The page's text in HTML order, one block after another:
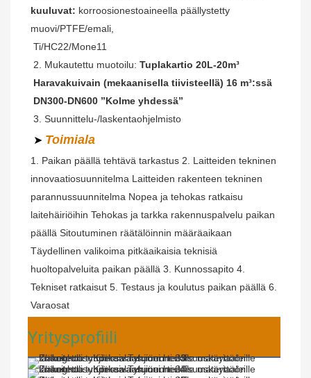
kuuluvat: korroosionestoaineella päällystetty
muovi/PTFE/emali,
Ti/HC22/Mone11
2. Mukautettu muotoilu: Tuplakartio 20L-20m³
Haravakuivain (mekaanisella tiivisteellä) 16 m³:ssä
DN300-DN600 ”Kolme yhdessä”
3. Suunnittelu-/laskentaohjelmisto
➤ Toimiala
1. Paikan päällä tehtävä tarkastus 2. Laitteiden tekninen
innovaatiosuunnitelma Laitteiden rakenteen tekninen
parannussuunnitelma Nopea ja tehokas ratkaisu
laitehäiriöihin Tehokas ja tarkka rakennuspalvelu paikan
päällä Sitoutuminen räätälöinnin määräaikaan
Täydellinen valikoima pitkäaikaisia ​​teknisiä
huoltopalveluita paikan päällä 3. Kunnossapito 4.
Tekniset ratkaisut 5. Testaus ja koulutus paikan päällä 6.
Varaosat
Yritysprofiili